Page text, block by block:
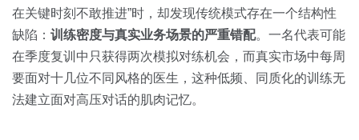
销售人员
销售管理
销售会话智能
在关键时刻不敢推进”时，却发现传统模式存在一个结构性
缺陷： 训练密度与真实业务场景的严重错配。一名代表可能
在季度复训中只获得两次模拟对练机会，而真实市场中每周
要面对十几位不同风格的医生，这种低频、同质化的训练无
法建立面对高压对话的肌肉记忆。